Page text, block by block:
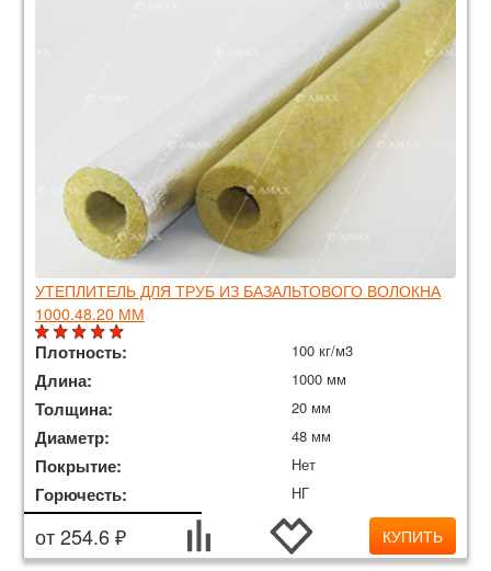
УТЕПЛИТЕЛЬ ДЛЯ ТРУБ ИЗ БАЗАЛЬТОВОГО ВОЛОКНА
1000.48.20 ММ
Плотность: 100 кг/м3
Длина: 1000 мм
Толщина: 20 мм
Диаметр: 48 мм
Покрытие: Нет
Горючесть: НГ
от 254.6 ₽ КУПИТЬ